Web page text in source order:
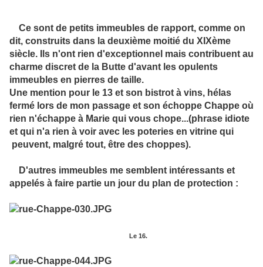
Ce sont de petits immeubles de rapport, comme on
dit, construits dans la deuxième moitié du XIXème
siècle. Ils n'ont rien d'exceptionnel mais contribuent au
charme discret de la Butte d'avant les opulents
immeubles en pierres de taille.
Une mention pour le 13 et son bistrot à vins, hélas
fermé lors de mon passage et son échoppe Chappe où
rien n'échappe à Marie qui vous chope...(phrase idiote
et qui n'a rien à voir avec les poteries en vitrine qui
peuvent, malgré tout, être des choppes).
D'autres immeubles me semblent intéressants et
appelés à faire partie un jour du plan de protection :
Le 16.